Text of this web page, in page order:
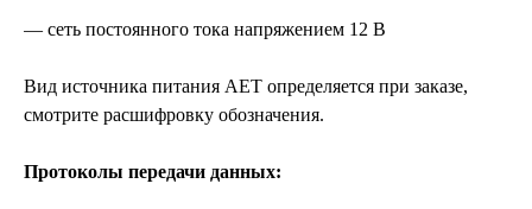
— сеть постоянного тока напряжением 12 В
Вид источника питания АЕТ определяется при заказе,
смотрите расшифровку обозначения.
Протоколы передачи данных: